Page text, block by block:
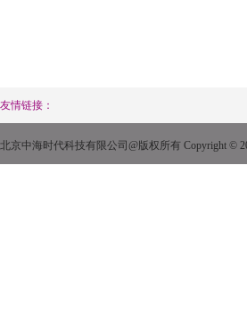
友情链接：
北京中海时代科技有限公司@版权所有 Copyright ©